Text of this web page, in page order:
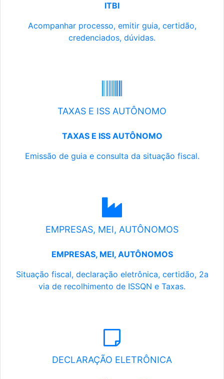
ITBI
Acompanhar processo, emitir guia, certidão,
credenciados, dúvidas.
TAXAS E ISS AUTÔNOMO
TAXAS E ISS AUTÔNOMO
Emissão de guia e consulta da situação fiscal.
EMPRESAS, MEI, AUTÔNOMOS
EMPRESAS, MEI, AUTÔNOMOS
Situação fiscal, declaração eletrônica, certidão, 2a
via de recolhimento de ISSQN e Taxas.
DECLARAÇÃO ELETRÔNICA